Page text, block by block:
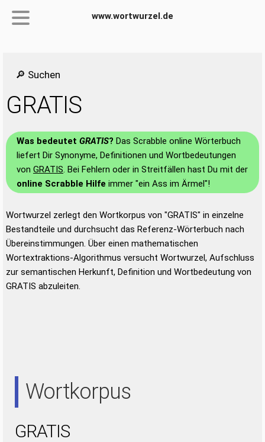
www.wortwurzel.de
🔎 Suchen
GRATIS
Was bedeutet GRATIS? Das Scrabble online Wörterbuch
liefert Dir Synonyme, Definitionen und Wortbedeutungen
von GRATIS. Bei Fehlern oder in Streitfällen hast Du mit der
online Scrabble Hilfe immer "ein Ass im Ärmel"!
Wortwurzel zerlegt den Wortkorpus von "GRATIS" in einzelne
Bestandteile und durchsucht das Referenz-Wörterbuch nach
Übereinstimmungen. Über einen mathematischen
Wortextraktions-Algorithmus versucht Wortwurzel, Aufschluss
zur semantischen Herkunft, Definition und Wortbedeutung von
GRATIS abzuleiten.
Wortkorpus
GRATIS